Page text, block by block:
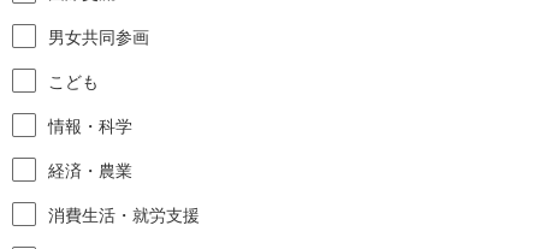
男女共同参画
こども
情報・科学
経済・農業
消費生活・就労支援